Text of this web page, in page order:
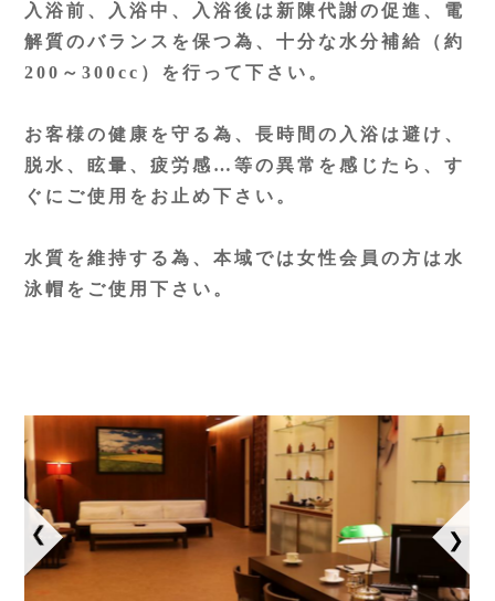
入浴前、入浴中、入浴後は新陳代謝の促進、電
解質のバランスを保つ為、十分な水分補給（約
200～300cc）を行って下さい。
お客様の健康を守る為、長時間の入浴は避け、
脱水、眩暈、疲労感…等の異常を感じたら、す
ぐにご使用をお止め下さい。
水質を維持する為、本域では女性会員の方は水
泳帽をご使用下さい。